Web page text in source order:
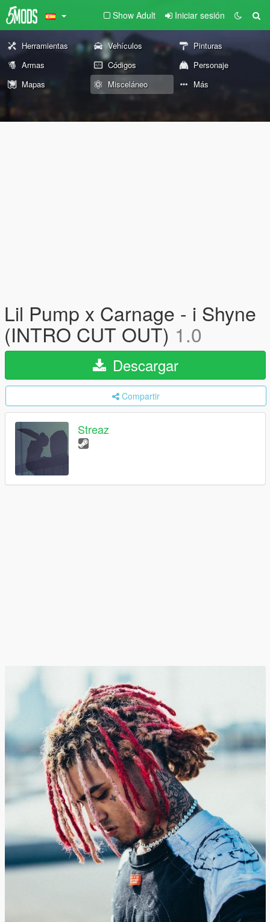
Show Adult Iniciar sesión
Herramientas Vehículos
Pinturas
Armas
Códigos
Personaje
Mapas
Misceláneo Más
Lil Pump x Carnage - i Shyne
(INTRO CUT OUT) 1.0
Descargar
Compartir
Streaz